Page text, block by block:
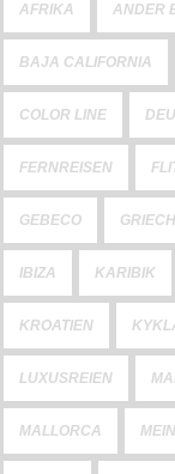
AFRIKA ANDER
BAJA CALIFORNIA
COLOR LINE
FERNREISEN
GEBECO
IBIZA KARIBIK
KROATIEN
LUXUSREIEN
MALLORCA